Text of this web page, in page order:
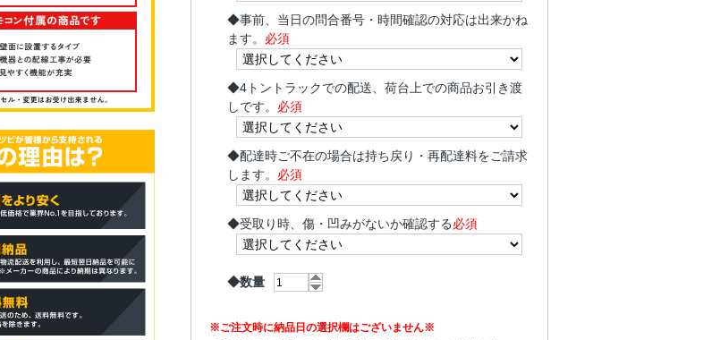
◆事前、当日の問合番号・時間確認の対応は出来かね
ます。 必須
◆4トントラックでの配送、荷台上での商品お引き渡
しです。 必須
◆配達時ご不在の場合は持ち戻り・再配達料をご請求
します。 必須
◆受取り時、傷・凹みがないか確認する必須
◆数量
※ご注文時に納品日の選択欄はございません※